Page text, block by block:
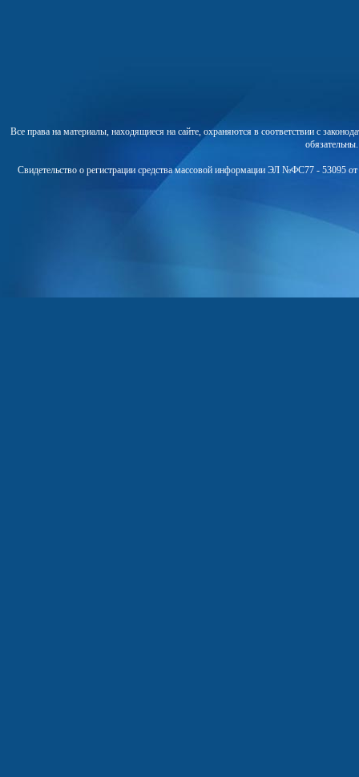
Все права на материалы, находящиеся на сайте, охраняются в соответствии с
Свидетельство о регистрации средства массовой информации ЭЛ №ФС77 - 53095